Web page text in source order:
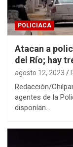
POLICIACA
Atacan a
del Río; hay
agosto 12, 2023
Redacción/
agentes de la
disponían…